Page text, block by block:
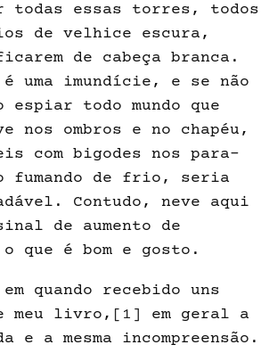
todas essas torres, todos
de velhi­ce escura,
de cabeça branca.
uma imundície, e se não
espiar todo mundo que
nos ombros e no chapéu,
com bigodes nos para-
fumando de frio, seria
Contudo, neve aqui
de aumento de
que é bom e gosto.
quando recebido uns
meu livro, [1]
em geral a
e a mesma incompreensão.